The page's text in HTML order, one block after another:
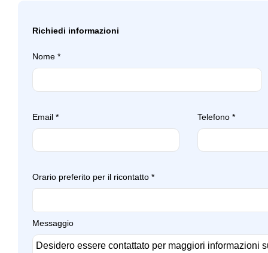
Volante sportivo
Richiedi informazioni
Nome *
Email * Telefono *
Orario preferito per il ricontatto *
Messaggio